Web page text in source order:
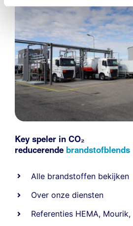
Key speler in CO₂
reducerende brandstofblends
Alle brandstoffen bekijken
Over onze diensten
Referenties HEMA, Mourik,